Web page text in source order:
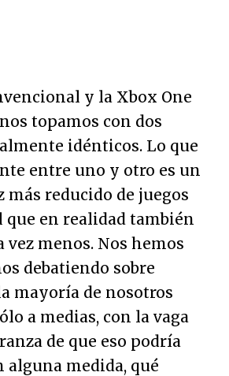
y la Xbox One
topamos con dos
idénticos. Lo que
entre uno y otro es un
más reducido de juegos
que en realidad también
vez menos. Nos hemos
debatiendo sobre
mayoría de nosotros
a medias, con la vaga
de que eso podría
alguna medida, qué